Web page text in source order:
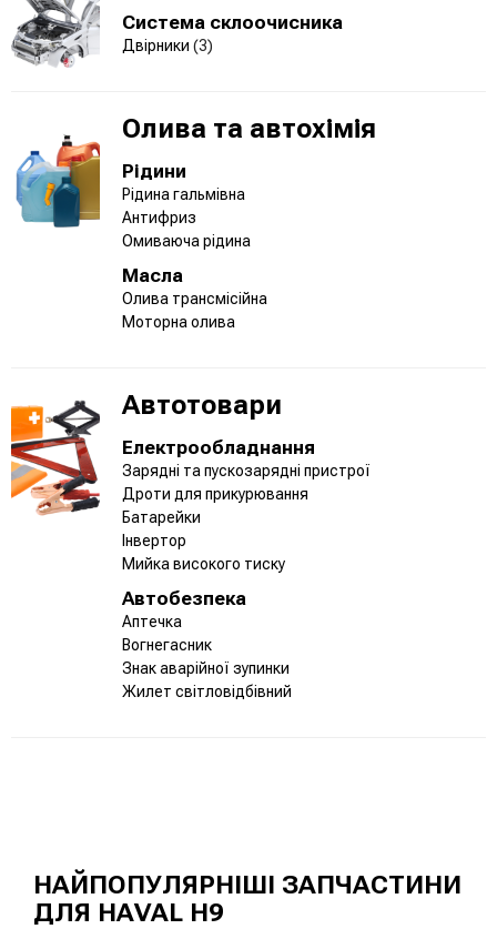
Система склоочисника
Двірники (3)
Олива та автохімія
Рідини
Рідина гальмівна
Антифриз
Омиваюча рідина
Масла
Олива трансмісійна
Моторна олива
Автотовари
Електрообладнання
Зарядні та пускозарядні пристрої
Дроти для прикурювання
Батарейки
Інвертор
Мийка високого тиску
Автобезпека
Аптечка
Вогнегасник
Знак аварійної зупинки
Жилет світловідбівний
НАЙПОПУЛЯРНІШІ ЗАПЧАСТИНИ
ДЛЯ HAVAL H9